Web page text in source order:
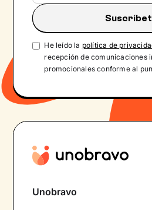
He leído la política de
recepción de comunicaciones
promocionales conforme al
Unobravo